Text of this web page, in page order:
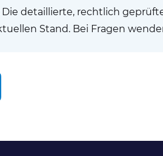
Die detaillierte, rechtlich
Stand. Bei Fragen